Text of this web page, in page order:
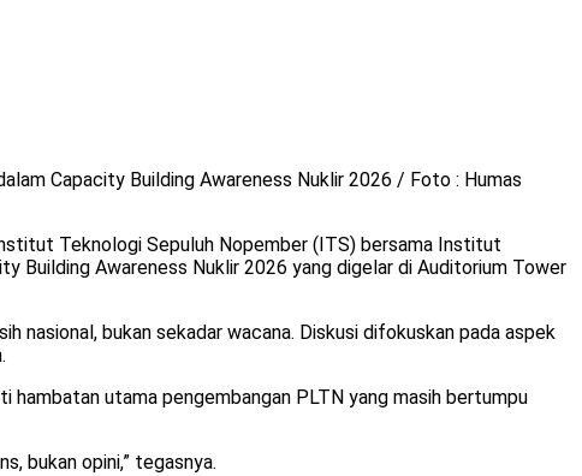
Capacity Building Awareness Nuklir 2026 / Foto : Humas
Teknologi Sepuluh Nopember (ITS) bersama Institut
Building Awareness Nuklir 2026 yang digelar di Auditorium Tower
nasional, bukan sekadar wacana. Diskusi difokuskan pada aspek
hambatan utama pengembangan PLTN yang masih bertumpu
bukan opini,” tegasnya.